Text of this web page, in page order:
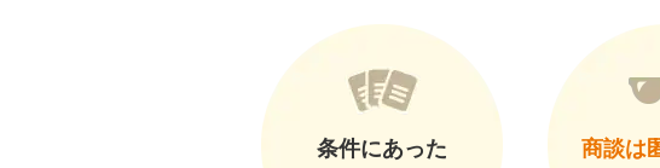
条件にあった
商談は